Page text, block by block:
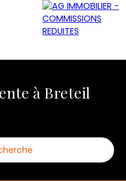
VENDRE LOUER
à Breteil